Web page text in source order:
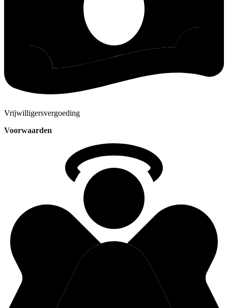
Vrijwilligersvergoeding
Voorwaarden